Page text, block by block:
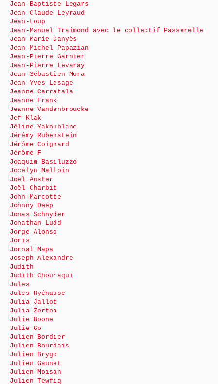
Jean-Baptiste Legars
Jean-Claude Leyraud
Jean-Loup
Jean-Manuel Traimond avec le collectif Passerelle
Jean-Marie Danyès
Jean-Michel Papazian
Jean-Pierre Garnier
Jean-Pierre Levaray
Jean-Sébastien Mora
Jean-Yves Lesage
Jeanne Carratala
Jeanne Frank
Jeanne Vandenbroucke
Jef Klak
Jéline Yakoublanc
Jérémy Rubenstein
Jérôme Coignard
Jérôme F
Joaquim Basiluzzo
Jocelyn Malloin
Joël Auster
Joël Charbit
John Marcotte
Johnny Deep
Jonas Schnyder
Jonathan Ludd
Jorge Alonso
Joris
Jornal Mapa
Joseph Alexandre
Judith
Judith Chouraqui
Jules
Jules Hyénasse
Julia Jallot
Julia Zortea
Julie Boone
Julie Go
Julien Bordier
Julien Bourdais
Julien Brygo
Julien Gaunet
Julien Moisan
Julien Tewfiq